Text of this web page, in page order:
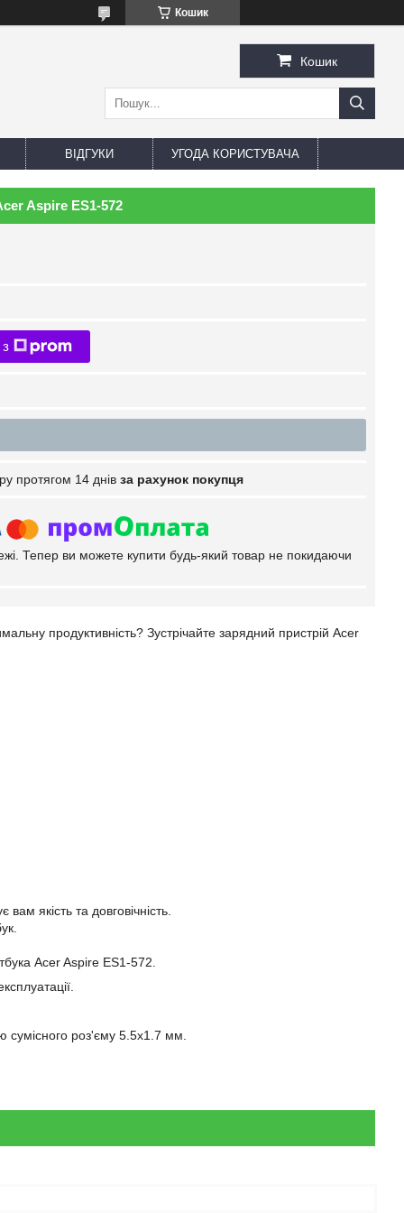
Кошик
Кошик
ВІДГУКИ УГОДА КОРИСТУВАЧА
Aspire ES1-572
протягом 14 днів за рахунок покупця
Тепер ви можете купити будь-який товар не покидаючи
продуктивність? Зустрічайте зарядний пристрій Acer
якість та довговічність.
Acer Aspire ES1-572.
сумісного роз'єму 5.5x1.7 мм.